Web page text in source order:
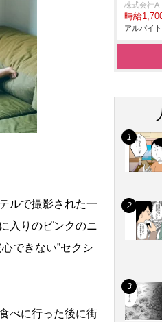
ルで撮影された一
入りのピンクのニ
できない”セクシ
べに行った後に街
株式会社
時給
アルバイ